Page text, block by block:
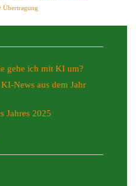
Übertragung
gehe ich mit KI um?
News aus dem Jahr
Jahres 2025